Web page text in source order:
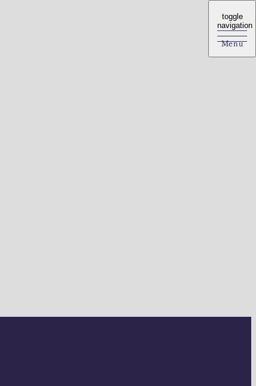
toggle
navigation
Menu
toggle
navigation
Menu